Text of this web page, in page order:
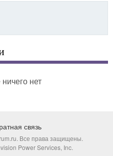
нет
связь
Все права защищены.
Power Services, Inc.